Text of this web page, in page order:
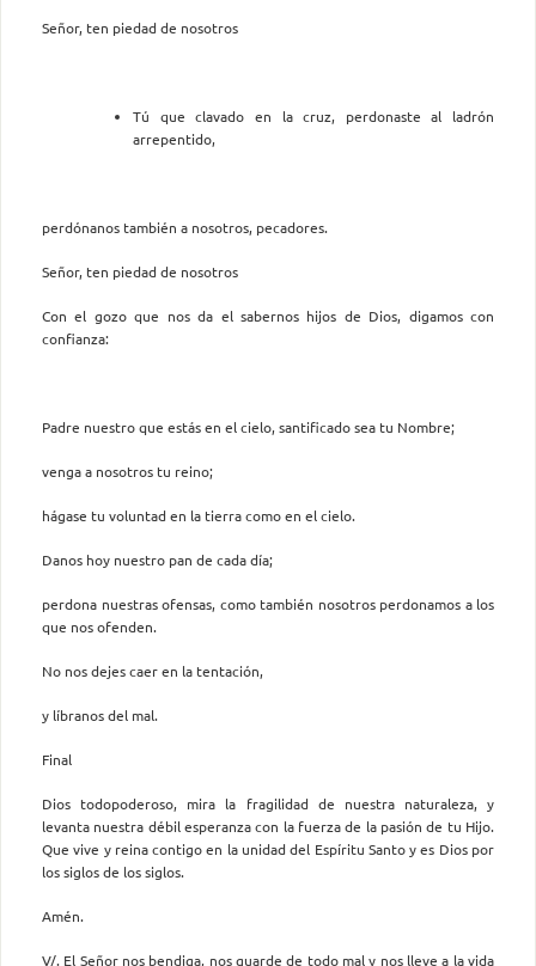
Señor, ten piedad de nosotros
Tú que clavado en la cruz, perdonaste al ladrón
arrepentido,
perdónanos también a nosotros, pecadores.
Señor, ten piedad de nosotros
Con el gozo que nos da el sabernos hijos de Dios, digamos con
confianza:
Padre nuestro que estás en el cielo, santificado sea tu Nombre;
venga a nosotros tu reino;
hágase tu voluntad en la tierra como en el cielo.
Danos hoy nuestro pan de cada día;
perdona nuestras ofensas, como también nosotros perdonamos a los
que nos ofenden.
No nos dejes caer en la tentación,
y líbranos del mal.
Final
Dios todopoderoso, mira la fragilidad de nuestra naturaleza, y
levanta nuestra débil esperanza con la fuerza de la pasión de tu Hijo.
Que vive y reina contigo en la unidad del Espíritu Santo y es Dios por
los siglos de los siglos.
Amén.
V/. El Señor nos bendiga, nos guarde de todo mal y nos lleve a la vida